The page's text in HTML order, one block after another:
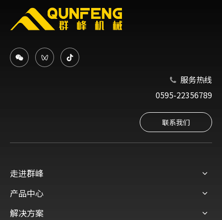
 服务热线
0595-22356789
联系我们
走进群峰
产品中心
解决方案